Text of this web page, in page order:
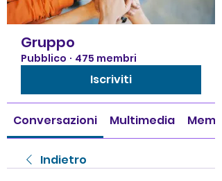
Gruppo
Pubblico · 475 membri
Iscriviti
Conversazioni Multimedia
Indietro